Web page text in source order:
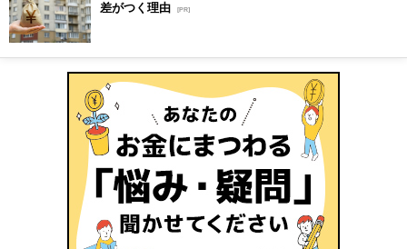
差がつく理由 [PR]